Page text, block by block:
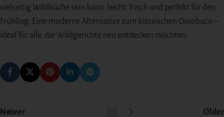
vielseitig Wildküche sein kann: leicht, frisch und perfekt für den
Frühling. Eine moderne Alternative zum klassischen Ossobuco –
ideal für alle, die Wildgerichte neu entdecken möchten.
Newer Older